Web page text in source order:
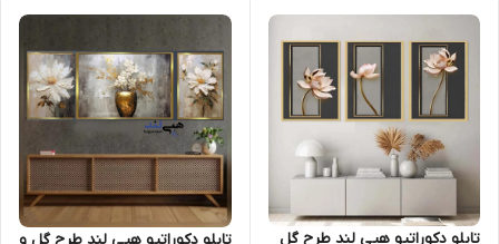
تابلو دکوراتیو هپی لند طرح گل